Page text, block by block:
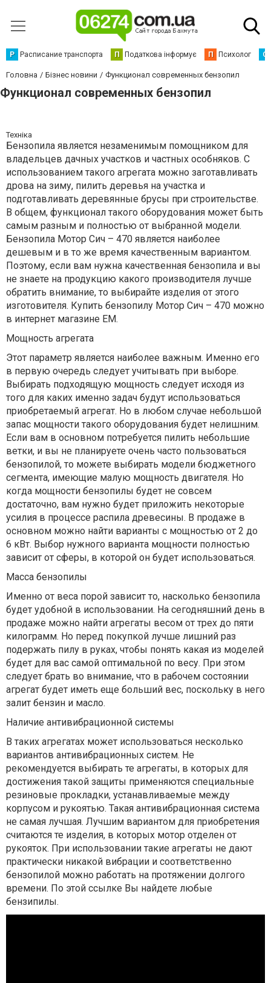
Р Расписание транспорта П Податкова інформує П Психолог С
Головна Бізнес новини Функционал современных бензопил
Функционал современных бензопил
Техніка
Бензопила является незаменимым помощником для
владельцев дачных участков и частных особняков. С
использованием такого агрегата можно заготавливать
дрова на зиму, пилить деревья на участка и
подготавливать деревянные брусы при строительстве.
В общем, функционал такого оборудования может быть
самым разным и полностью от выбранной модели.
Бензопила Мотор Сич – 470 является наиболее
дешевым и в то же время качественным вариантом.
Поэтому, если вам нужна качественная бензопила и вы
не знаете на продукцию какого производителя лучше
обратить внимание, то выбирайте изделия от этого
изготовителя. Купить бензопилу Мотор Сич – 470 можно
в интернет магазине ЕМ.
Мощность агрегата
Этот параметр является наиболее важным. Именно его
в первую очередь следует учитывать при выборе.
Выбирать подходящую мощность следует исходя из
того для каких именно задач будут использоваться
приобретаемый агрегат. Но в любом случае небольшой
запас мощности такого оборудования будет нелишним.
Если вам в основном потребуется пилить небольшие
ветки, и вы не планируете очень часто пользоваться
бензопилой, то можете выбирать модели бюджетного
сегмента, имеющие малую мощность двигателя. Но
когда мощности бензопилы будет не совсем
достаточно, вам нужно будет приложить некоторые
усилия в процессе распила древесины. В продаже в
основном можно найти варианты с мощностью от 2 до
6 кВт. Выбор нужного варианта мощности полностью
зависит от сферы, в которой он будет использоваться.
Масса бензопилы
Именно от веса порой зависит то, насколько бензопила
будет удобной в использовании. На сегодняшний день в
продаже можно найти агрегаты весом от трех до пяти
килограмм. Но перед покупкой лучше лишний раз
подержать пилу в руках, чтобы понять какая из моделей
будет для вас самой оптимальной по весу. При этом
следует брать во внимание, что в рабочем состоянии
агрегат будет иметь еще больший вес, поскольку в него
залит бензин и масло.
Наличие антивибрационной системы
В таких агрегатах может использоваться несколько
вариантов антивибрационных систем. Не
рекомендуется выбирать те агрегаты, в которых для
достижения такой защиты применяются специальные
резиновые прокладки, устанавливаемые между
корпусом и рукоятью. Такая антивибрационная система
не самая лучшая. Лучшим вариантом для приобретения
считаются те изделия, в которых мотор отделен от
рукояток. При использовании такие агрегаты не дают
практически никакой вибрации и соответственно
бензопилой можно работать на протяжении долгого
времени. По этой ссылке Вы найдете любые
бензипилы.